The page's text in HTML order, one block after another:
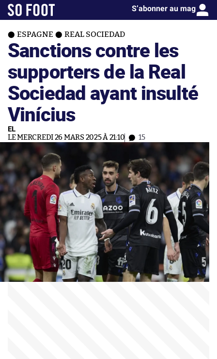
S’abonner au mag
ESPAGNE REAL SOCIEDAD
Sanctions contre les
supporters de la Real
Sociedad ayant insulté
Vinícius
EL
LE MERCREDI 26 MARS 2025 À 21:10 15